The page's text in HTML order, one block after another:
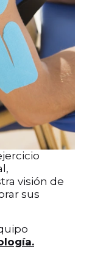
visión de
sus